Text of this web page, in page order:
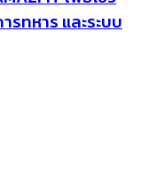
รทหาร และระบบ